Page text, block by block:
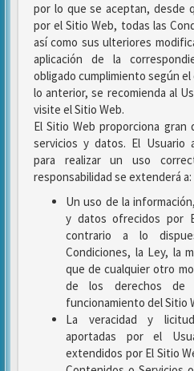
por lo que se aceptan, desde
por el Sitio Web, todas las
así como sus ulteriores
aplicación de la
obligado cumplimiento según el
lo anterior, se recomienda al
visite el Sitio Web.
El Sitio Web proporciona gran
servicios y datos. El Usuario
para realizar un uso
responsabilidad se extenderá a:
Un uso de la
y datos ofrecidos por
contrario a lo
Condiciones, la Ley, la
que de cualquier otro
de los derechos de
funcionamiento del Sitio
La veracidad y
aportadas por el
extendidos por El Sitio